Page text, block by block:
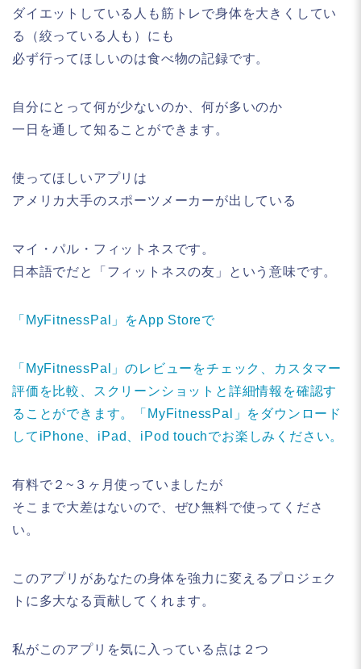
ダイエットしている人も筋トレで身体を大きくしてい
る（絞っている人も）にも
必ず行ってほしいのは食べ物の記録です。
自分にとって何が少ないのか、何が多いのか
一日を通して知ることができます。
使ってほしいアプリは
アメリカ大手のスポーツメーカーが出している
マイ・パル・フィットネスです。
日本語でだと「フィットネスの友」という意味です。
「MyFitnessPal」をApp Storeで
「MyFitnessPal」のレビューをチェック、カスタマー
評価を比較、スクリーンショットと詳細情報を確認す
ることができます。「MyFitnessPal」をダウンロード
してiPhone、iPad、iPod touchでお楽しみください。
有料で２~３ヶ月使っていましたが
そこまで大差はないので、ぜひ無料で使ってくださ
い。
このアプリがあなたの身体を強力に変えるプロジェク
トに多大なる貢献してくれます。
私がこのアプリを気に入っている点は２つ